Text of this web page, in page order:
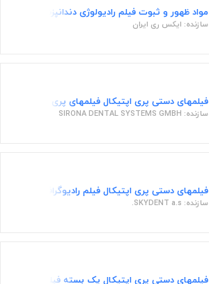
مواد ظهور و ثبوت فیلم رادیولوژی دندانپزشکی داروی
سازنده: ایکس ری ایران
فیلمهای دستی پری اپتیکال فیلمهای پری اپتیكال
سازنده: SIRONA DENTAL SYSTEMS GMBH
فیلمهای دستی پری اپتیکال فیلم رادیوگرافی بزرگسال
سازنده: SKYDENT a.s.
فیلمهای دستی پری اپتیکال یک بسته فیلم رادیو گرافی 100 عددی 30.5 *40.5 برای عکسبرداری